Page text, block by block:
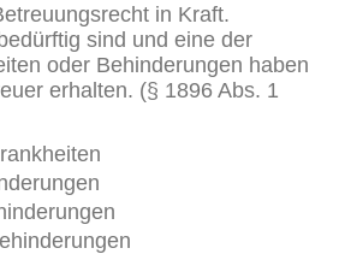
in Kraft.
sind und eine der
oder Behinderungen haben
erhalten. (§ 1896 Abs. 1